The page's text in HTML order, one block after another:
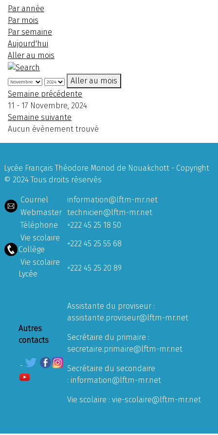
Par année
Par mois
Par semaine
Aujourd'hui
Aller au mois
Aller au mois
Semaine précédente
11 - 17 Novembre, 2024
Semaine suivante
Aucun évènement trouvé
Lycée Français Théodore Monod de Nouakchott - Copyright
© 2024 Tous droits réservés
Courriel
information@lftm-mr.net
Webmaster technicien@lftm-mr.net
Téléphone
+222 45 25 18 50
Vie scolaire
Collège
+222 45 25 55 68
Vie scolaire
Lycée
+222 45 25 20 89
Autres
contacts
Assistante du proviseur :
assistante.proviseur@lftm-mr.net
Secrétaire du primaire :
secretaire.primaire@lftm-mr.net
Secrétaire du secondaire
: information@lftm-mr.net
Vie scolaire : vie-scolaire@lftm-mr.net